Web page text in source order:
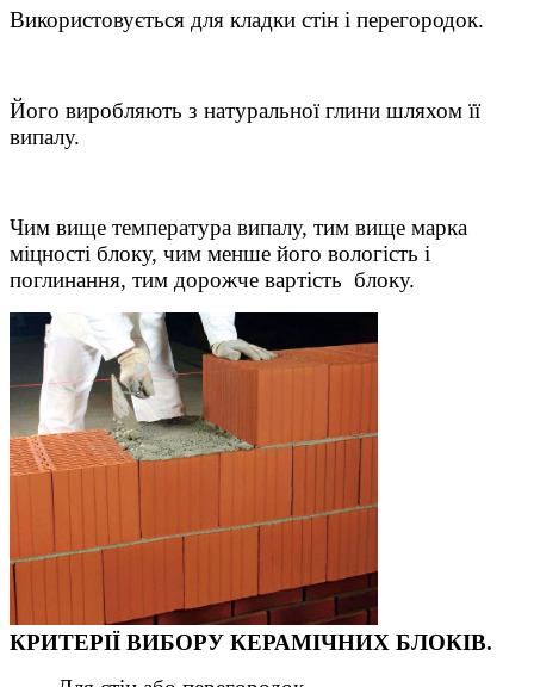
Використовується для кладки стін і перегородок.
Його виробляють з натуральної глини шляхом її
випалу.
Чим вище температура випалу, тим вище марка
міцності блоку, чим менше його вологість і
поглинання, тим дорожче вартість блоку.
КРИТЕРІЇ ВИБОРУ КЕРАМІЧНИХ БЛОКІВ.